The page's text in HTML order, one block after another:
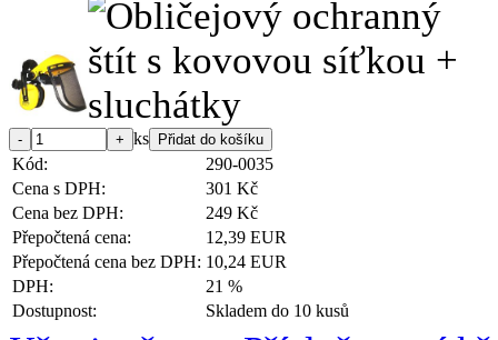
ks
Kód:
290-0035
Cena s DPH:
301 Kč
Cena bez DPH:
249 Kč
Přepočtená cena:
12,39 EUR
Přepočtená cena bez DPH: 10,24 EUR
DPH:
21 %
Dostupnost:
Skladem do 10 kusů